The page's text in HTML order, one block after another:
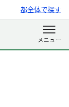
都全体で探す